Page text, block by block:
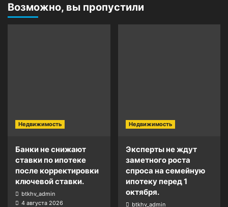
Возможно, вы пропустили
Недвижимость
Банки не снижают
ставки по ипотеке
после корректировки
ключевой ставки.
btkhv_admin
4 августа 2026
Недвижимость
Эксперты не ждут
заметного роста
спроса на семейную
ипотеку перед 1
октября.
btkhv_admin